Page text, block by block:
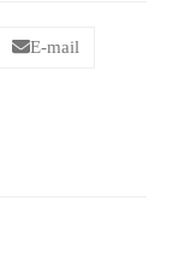
E-mail